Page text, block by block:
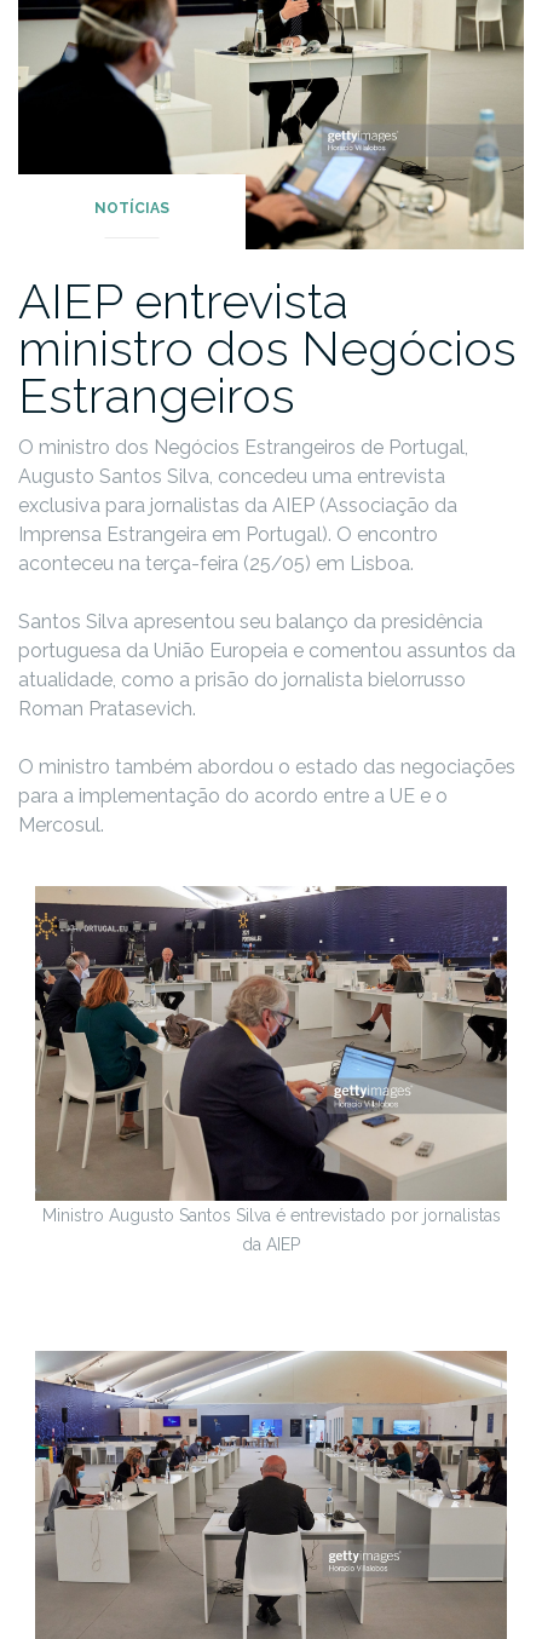
NOTÍCIAS
AIEP entrevista
ministro dos Negócios
Estrangeiros
O ministro dos Negócios Estrangeiros de Portugal,
Augusto Santos Silva, concedeu uma entrevista
exclusiva para jornalistas da AIEP (Associação da
Imprensa Estrangeira em Portugal). O encontro
aconteceu na terça-feira (25/05) em Lisboa.
Santos Silva apresentou seu balanço da presidência
portuguesa da União Europeia e comentou assuntos da
atualidade, como a prisão do jornalista bielorrusso
Roman Pratasevich.
O ministro também abordou o estado das negociações
para a implementação do acordo entre a UE e o
Mercosul.
Ministro Augusto Santos Silva é entrevistado por jornalistas
da AIEP